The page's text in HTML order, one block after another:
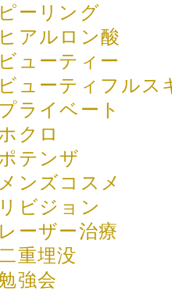
ピーリング
ヒアルロン酸
ビューティー
ビューティフルス
プライベート
クロ
テンザ
メンズコスメ
リビジョン
レーザー治療
重埋没
強会